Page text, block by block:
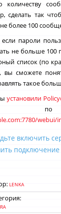
количеству
сделать так
более 100
пароли
не больше 100
список (по
сможете
такое
установили
webui/
включить
подключение
LENKA